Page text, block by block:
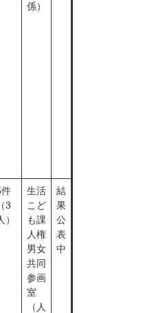
係）
（3
）
生活
こど
も課
人権
男女
共同
参画
室
（人
結
果
公
表
中